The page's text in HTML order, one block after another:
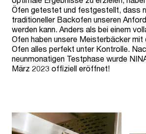
Öfen getestet und festgestellt, dass
traditioneller Backofen unseren
werden kann. Anders als bei einem
Ofen haben unsere Meisterbäcker mit
Ofen alles perfekt unter Kontrolle.
neunmonatigen Testphase wurde
März 2023 offiziell eröffnet!